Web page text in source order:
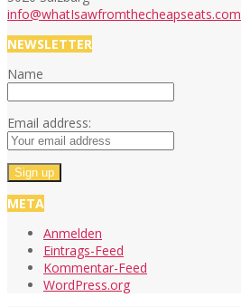
info@whatIsawfromthecheapseats.com
NEWSLETTER
Name
Email address:
META
Anmelden
Eintrags-Feed
Kommentar-Feed
WordPress.org